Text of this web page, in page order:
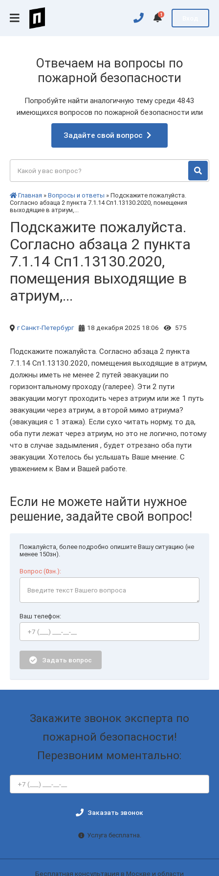
1
Отвечаем на вопросы по
пожарной безопасности
Попробуйте найти аналогичную тему среди 4843
имеющихся вопросов по пожарной безопасности или
Задайте свой вопрос
Главная » Вопросы и ответы » Подскажите пожалуйста.
Согласно абзаца 2 пункта 7.1.14 Сп1.13130.2020, помещения
выходящие в атриум,...
Подскажите пожалуйста.
Согласно абзаца 2 пункта
7.1.14 Сп1.13130.2020,
помещения выходящие в
атриум,...
г Санкт-Петербург 18 декабря 2025 18:06 575
Подскажите пожалуйста. Согласно абзаца 2 пункта
7.1.14 Сп1.13130.2020, помещения выходящие в атриум,
должны иметь не менее 2 путей эвакуации по
горизонтальному проходу (галерее). Эти 2 пути
эвакуации могут проходить через атриум или же 1 путь
эвакуации через атриум, а второй мимо атриума?
(эвакуация с 1 этажа). Если сухо читать норму, то да,
оба пути лежат через атриум, но это не логично, потому
что в случае задымления , будет отрезано оба пути
эвакуации. Хотелось бы услышать Ваше мнение. С
уважением к Вам и Вашей работе.
Если не можете найти нужное
решение, задайте свой вопрос!
Пожалуйста, более подробно опишите Вашу ситуацию (не
менее 150зн).
Вопрос (0зн.):
Ваш телефон:
Задать вопрос
Закажите звонок эксперта по
пожарной безопасности!
Перезвоним моментально:
Заказать звонок
Услуга бесплатна.
Бесплатная консультация в Москве и области